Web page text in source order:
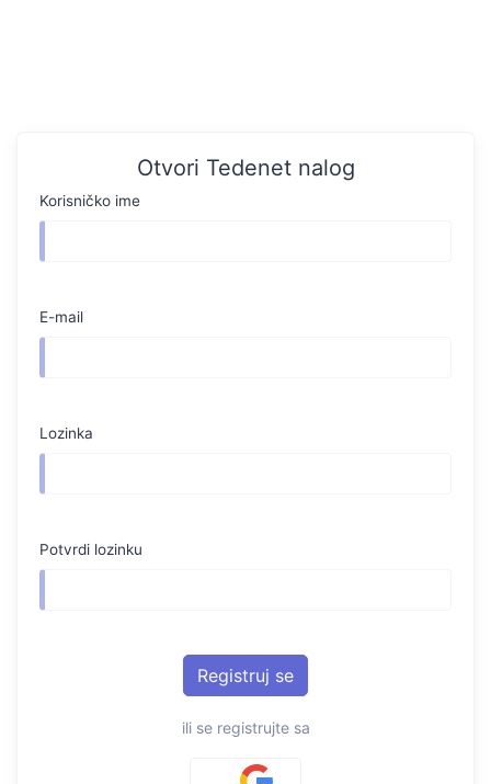
Otvori Tedenet nalog
Korisničko ime
E-mail
Lozinka
Potvrdi lozinku
ili se registrujte sa